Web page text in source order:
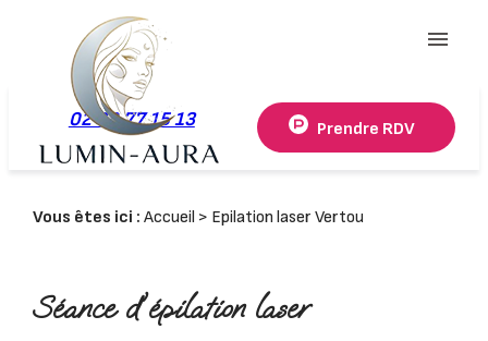
menu
02 78 77 15 13 Prendre RDV
Vous êtes ici : Accueil > Epilation laser Vertou
Séance d'épilation laser
Panneau de gestion des cookies